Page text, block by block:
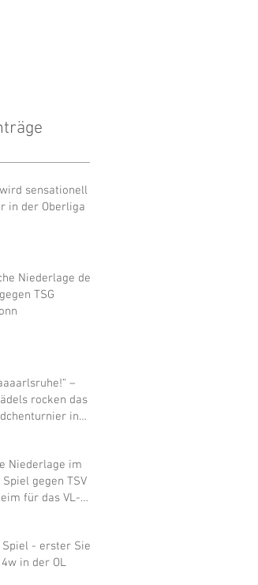
sensationell
in der Oberliga
Niederlage der
TSG
–
rocken das
in
Niederlage im
gegen TSV
für das VL-
- erster Sieg
in der OL